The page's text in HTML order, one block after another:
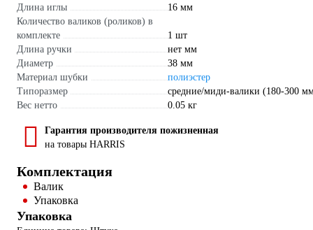
Длина иглы
16 мм
Количество валиков (роликов) в
комплекте
1 шт
Длина ручки
нет мм
Диаметр
38 мм
Материал шубки
полиэстер
Типоразмер
средние/миди-валики (180-300
Вес нетто
0.05 кг
Гарантия производителя пожизненная
на товары HARRIS
Комплектация
Валик
Упаковка
Упаковка